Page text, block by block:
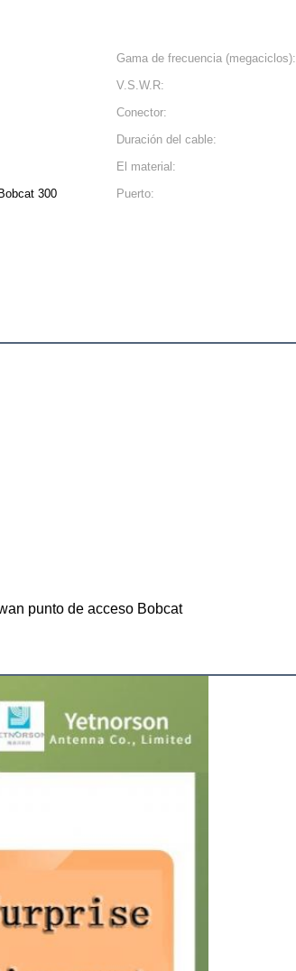
Gama de frecuencia (megaciclos):
V.S.W.R:
Conector:
Duración del cable:
El material:
300
Puerto:
punto de acceso Bobcat